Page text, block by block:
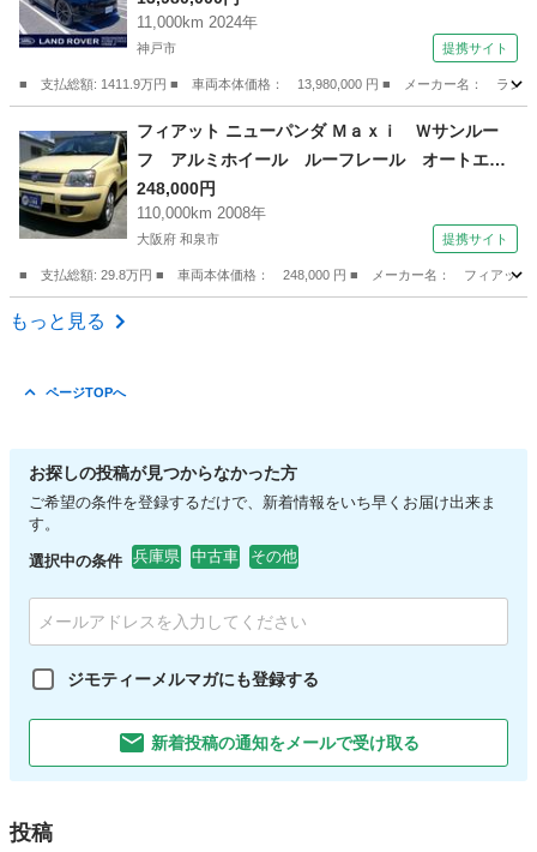
7）
11,000km 2024年
神戸市 提携サイト
■ 支払総額: 1411.9万円 ■ 車両本体価格： 13,980,000 円 ■ メーカー名： ラン
フィアット ニューパンダ Ｍａｘｉ Ｗサンルー
フ アルミホイール ルーフレール オートエア
コン ＥＴＣ キーレス （検10.8）
248,000円
110,000km 2008年
大阪府 和泉市 提携サイト
■ 支払総額: 29.8万円 ■ 車両本体価格： 248,000 円 ■ メーカー名： フィアッ
大阪 和泉市
もっと見る
ページTOPへ
お探しの投稿が見つからなかった方
ご希望の条件を登録するだけで、新着情報をいち早くお届け出来ま
す。
選択中の条件 兵庫県 中古車 その他
ジモティーメルマガにも登録する
新着投稿の通知をメールで受け取る
投稿